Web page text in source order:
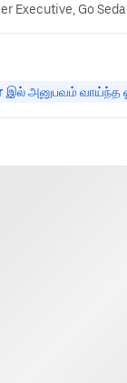
Executive, Go
இல் அனுபவம் வாய்ந்த